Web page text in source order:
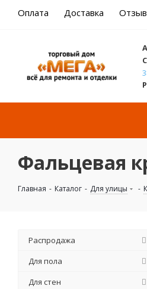
Оплата Доставка
Фальцевая
Главная - Каталог - Для улицы -
Распродажа
Для пола
Для стен